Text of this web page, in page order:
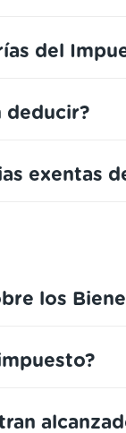
del
deducir?
exentas
los